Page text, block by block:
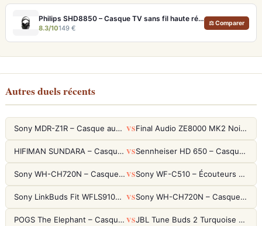
Philips SHD8850 – Casque TV sans fil haute résolution et confort longue durée
8.3/10149 €
⚖ Comparer
Autres duels récents
Sony MDR-Z1R – Casque audiophile fermé haute résolution VS Final Audio ZE8000 MK2 Noir – Écouteurs True Wireless audiophiles 8K Sound
HIFIMAN SUNDARA – Casque Planar Magnetic Ouvert Over-Ear Audiophile VS Sennheiser HD 650 – Casque audiophile ouvert pour l'écoute analytique
Sony WH-CH720N – Casque ANC 35h, Ultra-léger (192g) avec Processeur V1 VS Sony WF-C510 – Écouteurs True Wireless compacts, autonomie 22h et multipoint
Sony LinkBuds Fit WFLS910NW Blanc – Écouteurs Sport Ailes ANC VS Sony WH-CH720N – Casque ANC 35h, Ultra-léger (192g) avec Processeur V1
POGS The Elephant – Casque Filaire Enfants 85dB POGS-Safe™ (Éco-Responsable) VS JBL Tune Buds 2 Turquoise – Écouteurs True Wireless avec ANC et autonomie 48h